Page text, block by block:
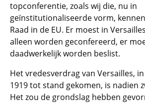
topconferentie, zoals wij die, nu in
geïnstitutionaliseerde vorm,
Raad in de EU. Er moest in
alleen worden geconfereerd, er
daadwerkelijk worden beslist.
Het vredesverdrag van Versailles,
1919 tot stand gekomen, is nadien
Het zou de grondslag hebben